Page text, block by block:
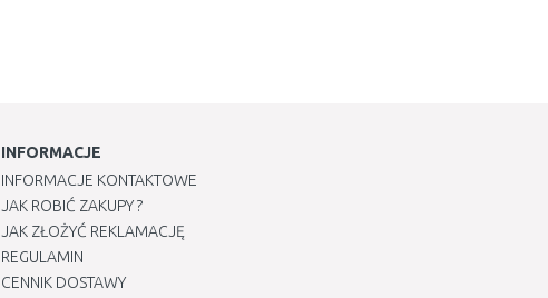
INFORMACJE
INFORMACJE KONTAKTOWE
JAK ROBIĆ ZAKUPY ?
JAK ZŁOŻYĆ REKLAMACJĘ
REGULAMIN
CENNIK DOSTAWY